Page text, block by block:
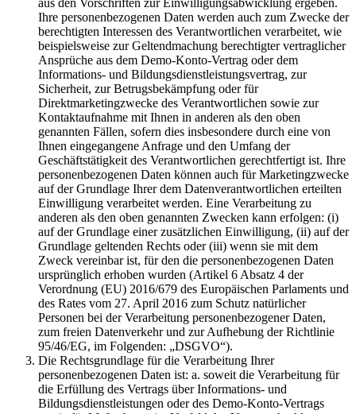
aus den Vorschriften zur Einwilligungsabwicklung ergeben.
Ihre personenbezogenen Daten werden auch zum Zwecke der
berechtigten Interessen des Verantwortlichen verarbeitet, wie
beispielsweise zur Geltendmachung berechtigter vertraglicher
Ansprüche aus dem Demo-Konto-Vertrag oder dem
Informations- und Bildungsdienstleistungsvertrag, zur
Sicherheit, zur Betrugsbekämpfung oder für
Direktmarketingzwecke des Verantwortlichen sowie zur
Kontaktaufnahme mit Ihnen in anderen als den oben
genannten Fällen, sofern dies insbesondere durch eine von
Ihnen eingegangene Anfrage und den Umfang der
Geschäftstätigkeit des Verantwortlichen gerechtfertigt ist. Ihre
personenbezogenen Daten können auch für Marketingzwecke
auf der Grundlage Ihrer dem Datenverantwortlichen erteilten
Einwilligung verarbeitet werden. Eine Verarbeitung zu
anderen als den oben genannten Zwecken kann erfolgen: (i)
auf der Grundlage einer zusätzlichen Einwilligung, (ii) auf der
Grundlage geltenden Rechts oder (iii) wenn sie mit dem
Zweck vereinbar ist, für den die personenbezogenen Daten
ursprünglich erhoben wurden (Artikel 6 Absatz 4 der
Verordnung (EU) 2016/679 des Europäischen Parlaments und
des Rates vom 27. April 2016 zum Schutz natürlicher
Personen bei der Verarbeitung personenbezogener Daten,
zum freien Datenverkehr und zur Aufhebung der Richtlinie
95/46/EG, im Folgenden: „DSGVO“).
Die Rechtsgrundlage für die Verarbeitung Ihrer
personenbezogenen Daten ist: a. soweit die Verarbeitung für
die Erfüllung des Vertrags über Informations- und
Bildungsdienstleistungen oder des Demo-Konto-Vertrags